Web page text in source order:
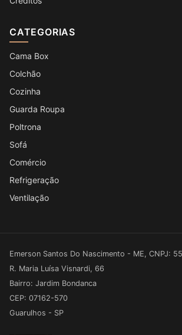
CATEGORIAS
Cama Box
Colchão
Cozinha
Guarda Roupa
Poltrona
Sofá
Comércio
Refrigeração
Ventilação
Emerson Santos Do Nascimento - ME, CNPJ:
R. Maria Luísa Visnardi, 66
Bairro: Jardim Bondanca
CEP: 07162-570
Guarulhos - SP